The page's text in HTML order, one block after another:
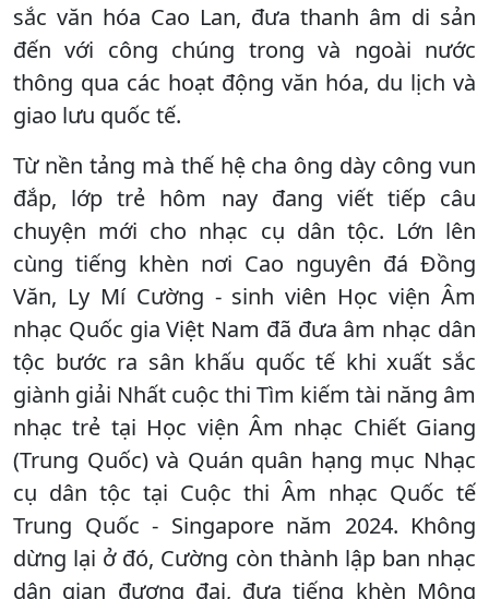
sắc văn hóa Cao Lan, đưa thanh âm di sản
đến với công chúng trong và ngoài nước
thông qua các hoạt động văn hóa, du lịch và
giao lưu quốc tế.
Từ nền tảng mà thế hệ cha ông dày công vun
đắp, lớp trẻ hôm nay đang viết tiếp câu
chuyện mới cho nhạc cụ dân tộc. Lớn lên
cùng tiếng khèn nơi Cao nguyên đá Đồng
Văn, Ly Mí Cường - sinh viên Học viện Âm
nhạc Quốc gia Việt Nam đã đưa âm nhạc dân
tộc bước ra sân khấu quốc tế khi xuất sắc
giành giải Nhất cuộc thi Tìm kiếm tài năng âm
nhạc trẻ tại Học viện Âm nhạc Chiết Giang
(Trung Quốc) và Quán quân hạng mục Nhạc
cụ dân tộc tại Cuộc thi Âm nhạc Quốc tế
Trung Quốc - Singapore năm 2024. Không
dừng lại ở đó, Cường còn thành lập ban nhạc
dân gian đương đại, đưa tiếng khèn Mông